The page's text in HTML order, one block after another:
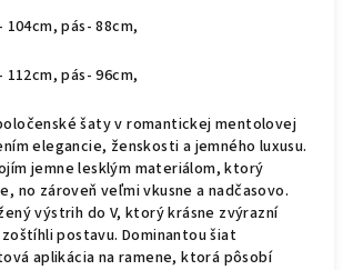
pás- 88cm,
pás- 96cm,
šaty v romantickej mentolovej
elegancie, ženskosti a jemného luxusu.
jemne lesklým materiálom, ktorý
no zároveň veľmi vkusne a nadčasovo.
výstrih do V, ktorý krásne zvýrazní
postavu. Dominantou šiat
aplikácia na ramene, ktorá pôsobí